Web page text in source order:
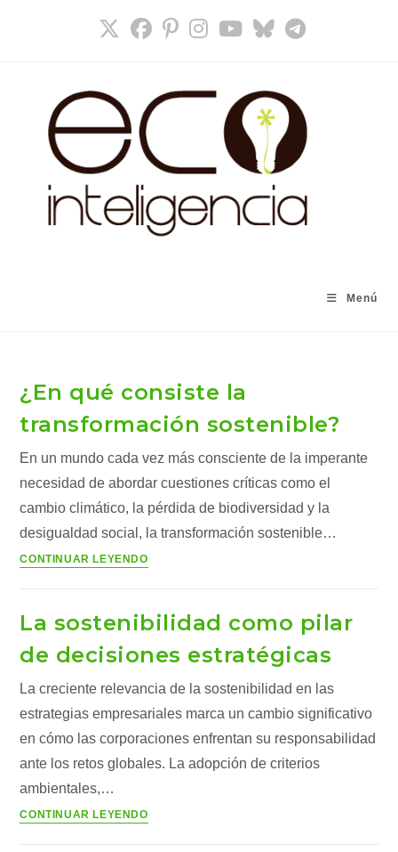
Menú
¿En qué consiste la
transformación sostenible?
En un mundo cada vez más consciente de la imperante
necesidad de abordar cuestiones críticas como el
cambio climático, la pérdida de biodiversidad y la
desigualdad social, la transformación sostenible…
CONTINUAR LEYENDO¿En
la
sostenible?
La sostenibilidad como pilar
de decisiones estratégicas
La creciente relevancia de la sostenibilidad en las
estrategias empresariales marca un cambio significativo
en cómo las corporaciones enfrentan su responsabilidad
ante los retos globales. La adopción de criterios
ambientales,…
CONTINUAR LEYENDOLa